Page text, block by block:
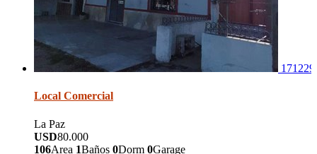
171229
Local Comercial
La Paz
USD80.000
106Area 1Baños 0Dorm 0Garage